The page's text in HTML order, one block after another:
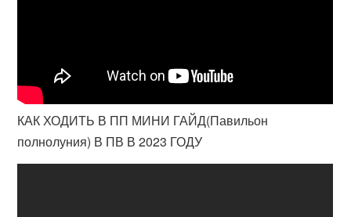
КАК ХОДИТЬ В ПП МИНИ ГАЙД(Павильон
полнолуния) В ПВ В 2023 ГОДУ